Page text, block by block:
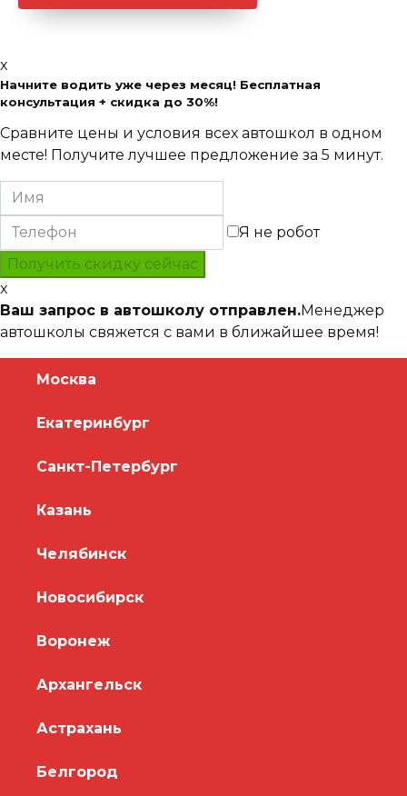
x
Начните водить уже через месяц! Бесплатная
консультация + скидка до 30%!
Сравните цены и условия всех автошкол в одном
месте! Получите лучшее предложение за 5 минут.
Я не робот
x
Ваш запрос в автошколу отправлен.Менеджер
автошколы свяжется с вами в ближайшее время!
Москва
Екатеринбург
Санкт-Петербург
Казань
Челябинск
Новосибирск
Воронеж
Архангельск
Астрахань
Белгород